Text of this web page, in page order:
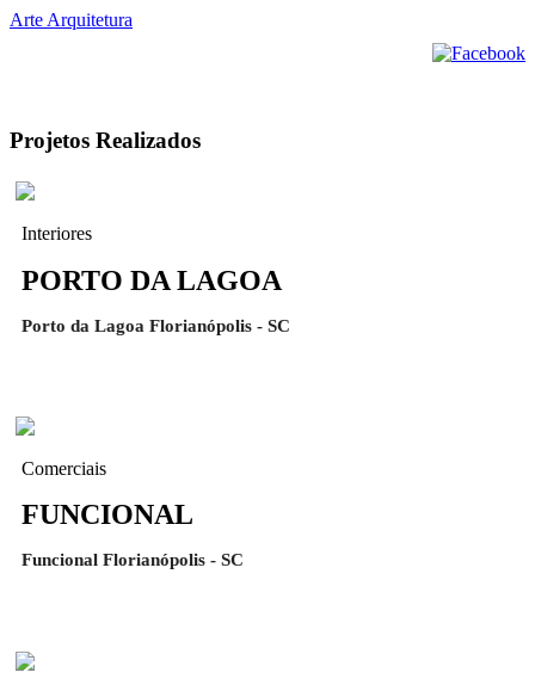
Arte Arquitetura
Projetos Realizados
Interiores
PORTO DA LAGOA
Porto da Lagoa Florianópolis - SC
Comerciais
FUNCIONAL
Funcional Florianópolis - SC